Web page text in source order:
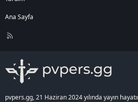
Ana Sayfa
R
pvpers.gg, 21 Haziran 2024 yılında yayın